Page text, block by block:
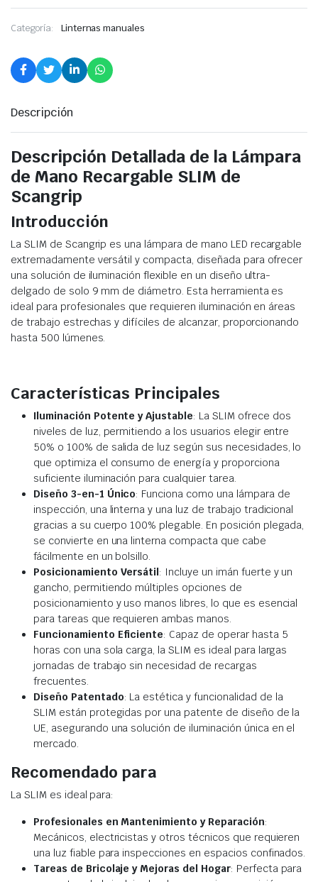
Categoría: Linternas manuales
Descripción
Descripción Detallada de la Lámpara
de Mano Recargable SLIM de
Scangrip
Introducción
La SLIM de Scangrip es una lámpara de mano LED recargable
extremadamente versátil y compacta, diseñada para ofrecer
una solución de iluminación flexible en un diseño ultra-
delgado de solo 9 mm de diámetro. Esta herramienta es
ideal para profesionales que requieren iluminación en áreas
de trabajo estrechas y difíciles de alcanzar, proporcionando
hasta 500 lúmenes.
Características Principales
Iluminación Potente y Ajustable: La SLIM ofrece dos
niveles de luz, permitiendo a los usuarios elegir entre
50% o 100% de salida de luz según sus necesidades, lo
que optimiza el consumo de energía y proporciona
suficiente iluminación para cualquier tarea.
Diseño 3-en-1 Único: Funciona como una lámpara de
inspección, una linterna y una luz de trabajo tradicional
gracias a su cuerpo 100% plegable. En posición plegada,
se convierte en una linterna compacta que cabe
fácilmente en un bolsillo.
Posicionamiento Versátil: Incluye un imán fuerte y un
gancho, permitiendo múltiples opciones de
posicionamiento y uso manos libres, lo que es esencial
para tareas que requieren ambas manos.
Funcionamiento Eficiente: Capaz de operar hasta 5
horas con una sola carga, la SLIM es ideal para largas
jornadas de trabajo sin necesidad de recargas
frecuentes.
Diseño Patentado: La estética y funcionalidad de la
SLIM están protegidas por una patente de diseño de la
UE, asegurando una solución de iluminación única en el
mercado.
Recomendado para
La SLIM es ideal para:
Profesionales en Mantenimiento y Reparación:
Mecánicos, electricistas y otros técnicos que requieren
una luz fiable para inspecciones en espacios confinados.
Tareas de Bricolaje y Mejoras del Hogar: Perfecta para